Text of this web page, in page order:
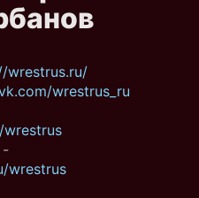
wrestrus.ru/
wrestrus_ru
-
wrestrus